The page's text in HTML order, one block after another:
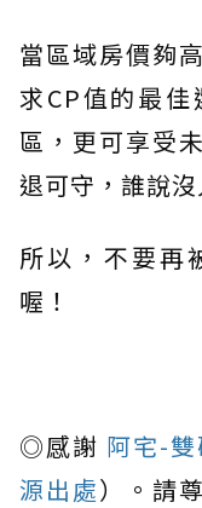
當區域房價夠
求CP值的最
區，更可享受
退可守，誰說沒
所以，不要再
喔！
◎感謝 阿宅-
源出處）。請